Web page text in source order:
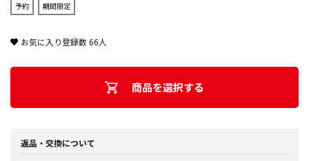
予約 期間限定
お気に入り登録数66人
商品を選択する
返品・交換について